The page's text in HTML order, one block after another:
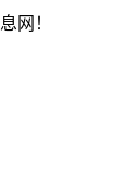
网！